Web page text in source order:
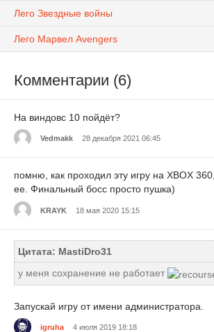
Лего Звездные войны
Лего Марвел Avengers
Комментарии (6)
На виндовс 10 пойдёт?
Vedmakk 28 декабря 2021 06:45
помню, как проходил эту игру на XBOX
ее. Финальный босс просто пушка)
KRAYK 18 мая 2020 15:15
Цитата: MastiDro31
у меня сохранение не работает
Запускай игру от имени администратора.
igruha 4 июля 2019 18:18